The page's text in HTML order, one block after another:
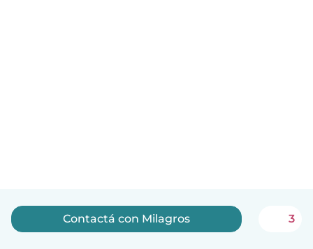
Contactá con Milagros 3